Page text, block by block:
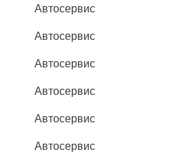
Автосервис
Автосервис
Автосервис
Автосервис
Автосервис
Автосервис